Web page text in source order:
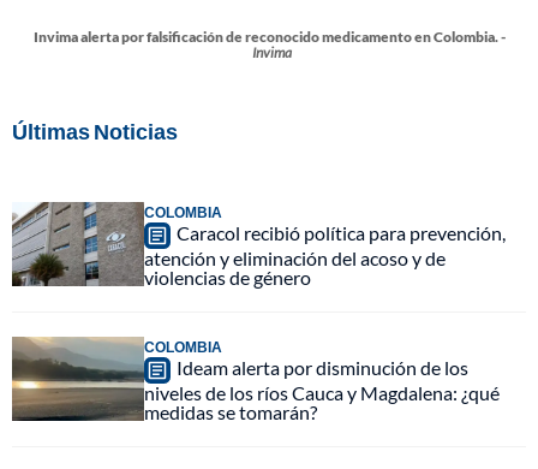
Invima alerta por falsificación de reconocido medicamento en Colombia. -
Invima
Últimas Noticias
COLOMBIA
Caracol recibió política para prevención,
atención y eliminación del acoso y de
violencias de género
COLOMBIA
Ideam alerta por disminución de los
niveles de los ríos Cauca y Magdalena: ¿qué
medidas se tomarán?